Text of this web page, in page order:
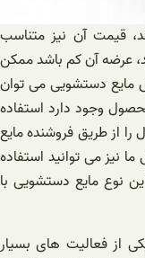
قیمت آن نیز متناسب
عرضه آن کم باشد ممکن
مایع دستشویی می توان
وجود دارد استفاده
را از طریق فروشنده مایع
نیز می توانید استفاده
نوع مایع دستشویی با
از فعالیت های بسیار